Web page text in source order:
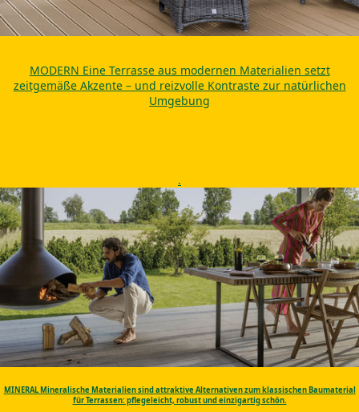
MODERN Eine Terrasse aus modernen Materialien setzt
zeitgemäße Akzente – und reizvolle Kontraste zur natürlichen
Umgebung
.
MINERAL Mineralische Materialien sind attraktive Alternativen zum klassischen Baumaterial
für Terrassen: pflegeleicht, robust und einzigartig schön.